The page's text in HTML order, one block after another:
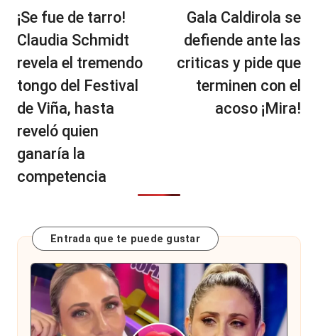
de
entradas
¡Se fue de tarro!
Claudia Schmidt
revela el tremendo
tongo del Festival
de Viña, hasta
reveló quien
ganaría la
competencia
Gala Caldirola se
defiende ante las
criticas y pide que
terminen con el
acoso ¡Mira!
Entrada que te puede gustar